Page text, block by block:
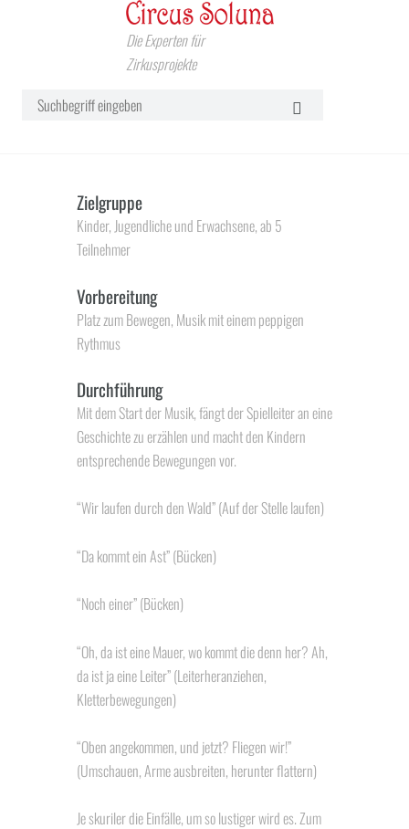
Die Experten für
Zirkusprojekte
Zielgruppe
Kinder, Jugendliche und Erwachsene, ab 5
Teilnehmer
Vorbereitung
Platz zum Bewegen, Musik mit einem peppigen
Rythmus
Durchführung
Mit dem Start der Musik, fängt der Spielleiter an eine
Geschichte zu erzählen und macht den Kindern
entsprechende Bewegungen vor.
“Wir laufen durch den Wald” (Auf der Stelle laufen)
“Da kommt ein Ast” (Bücken)
“Noch einer” (Bücken)
“Oh, da ist eine Mauer, wo kommt die denn her? Ah,
da ist ja eine Leiter” (Leiterheranziehen,
Kletterbewegungen)
“Oben angekommen, und jetzt? Fliegen wir!”
(Umschauen, Arme ausbreiten, herunter flattern)
Je skuriler die Einfälle, um so lustiger wird es. Zum